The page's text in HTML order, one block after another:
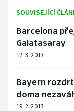
Stolní tenis
Triatlon
Veslování
Vodní slalom
Volejbal
SOUVISEJÍCÍ
Barcelona
Galatasaray
12. 3. 2013
Bayern
doma
19. 2. 2013